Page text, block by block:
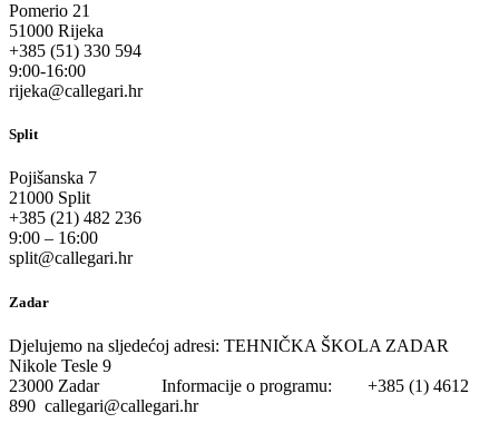
Pomerio 21
51000 Rijeka
+385 (51) 330 594
9:00-16:00
rijeka@callegari.hr
Split
Pojišanska 7
21000 Split
+385 (21) 482 236
9:00 – 16:00
split@callegari.hr
Zadar
Djelujemo na sljedećoj adresi: TEHNIČKA ŠKOLA ZADAR
Nikole Tesle 9
23000 Zadar Informacije o programu: +385 (1) 4612
890 callegari@callegari.hr